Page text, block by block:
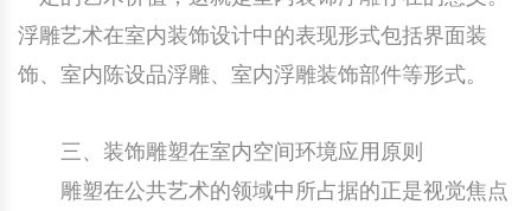
浮雕艺术在室内装饰设计中的表现形式包括界面装
饰、室内陈设品浮雕、室内浮雕装饰部件等形式。
三、装饰雕塑在室内空间环境应用原则
雕塑在公共艺术的领域中所占据的正是视觉焦点